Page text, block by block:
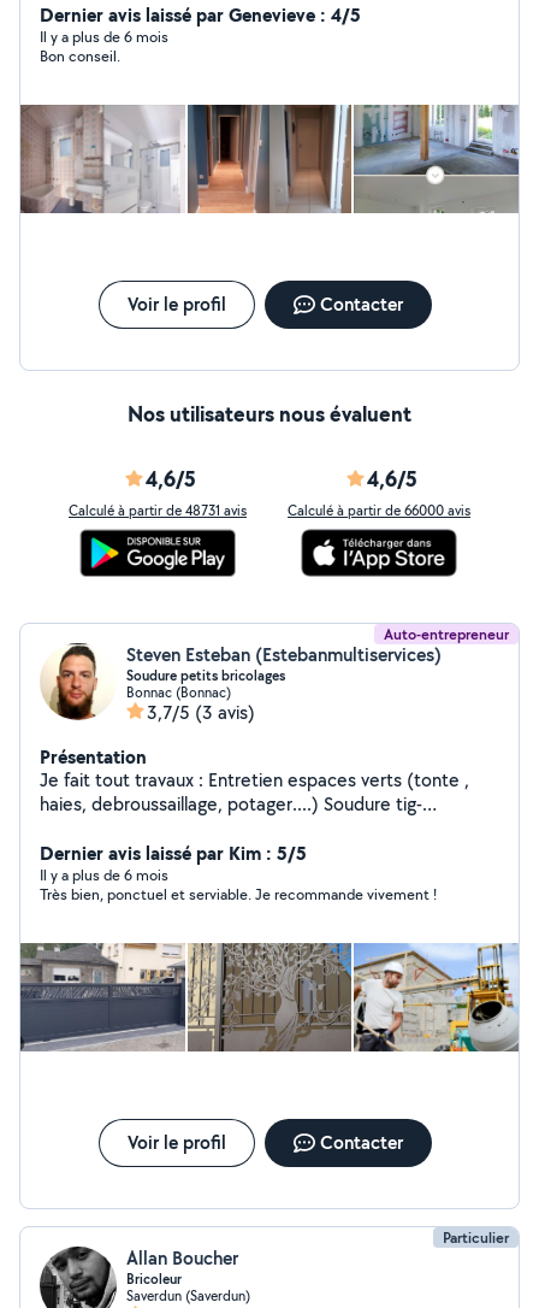
Dernier avis laissé par Genevieve : 4/5
Il y a plus de 6 mois
Bon conseil.
Voir le profil Contacter
Nos utilisateurs nous évaluent
4,6/5
Calculé à partir de 48731 avis
4,6/5
Calculé à partir de 66000 avis
Auto-entrepreneur
Steven Esteban (Estebanmultiservices)
Soudure petits bricolages
Bonnac (Bonnac)
3,7/5 (3 avis)
Présentation
Je fait tout travaux : Entretien espaces verts (tonte ,
haies, debroussaillage, potager....) Soudure tig-
Maçonnerie et Bâtiment
Dernier avis laissé par Kim : 5/5
Il y a plus de 6 mois
Très bien, ponctuel et serviable. Je recommande vivement !
Voir le profil Contacter
Particulier
Allan Boucher
Bricoleur
Saverdun (Saverdun)